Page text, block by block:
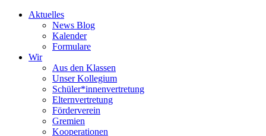
Aktuelles
News Blog
Kalender
Formulare
Wir
Aus den Klassen
Unser Kollegium
Schüler*innenvertretung
Elternvertretung
Förderverein
Gremien
Kooperationen